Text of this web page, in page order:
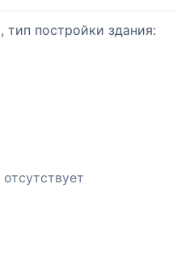
тип постройки здания: